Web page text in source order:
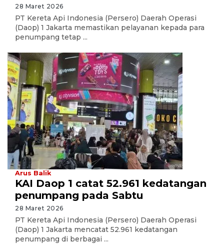
28 Maret 2026
PT Kereta Api Indonesia (Persero) Daerah Operasi
(Daop) 1 Jakarta memastikan pelayanan kepada para
penumpang tetap ...
Arus Balik
KAI Daop 1 catat 52.961 kedatangan
penumpang pada Sabtu
28 Maret 2026
PT Kereta Api Indonesia (Persero) Daerah Operasi
(Daop) 1 Jakarta mencatat 52.961 kedatangan
penumpang di berbagai ...